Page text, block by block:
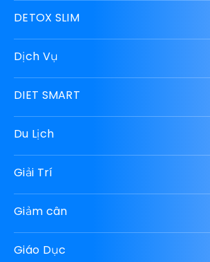
DETOX SLIM
Dịch Vụ
DIET SMART
Du Lịch
Giải Trí
Giảm cân
Giáo Dục